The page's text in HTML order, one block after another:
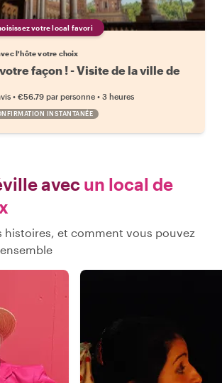
votre local favori
l'hôte votre choix
façon ! - Visite de la ville de
• €56.79 par personne • 3 heures
INSTANTANÉE
avec un local de
histoires, et comment vous pouvez